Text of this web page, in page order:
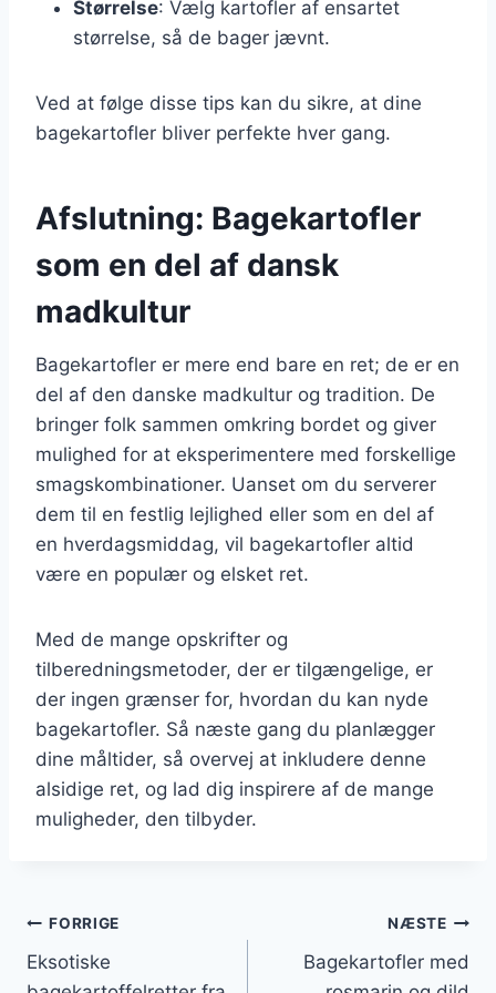
Størrelse: Vælg kartofler af ensartet
størrelse, så de bager jævnt.
Ved at følge disse tips kan du sikre, at dine
bagekartofler bliver perfekte hver gang.
Afslutning: Bagekartofler
som en del af dansk
madkultur
Bagekartofler er mere end bare en ret; de er en
del af den danske madkultur og tradition. De
bringer folk sammen omkring bordet og giver
mulighed for at eksperimentere med forskellige
smagskombinationer. Uanset om du serverer
dem til en festlig lejlighed eller som en del af
en hverdagsmiddag, vil bagekartofler altid
være en populær og elsket ret.
Med de mange opskrifter og
tilberedningsmetoder, der er tilgængelige, er
der ingen grænser for, hvordan du kan nyde
bagekartofler. Så næste gang du planlægger
dine måltider, så overvej at inkludere denne
alsidige ret, og lad dig inspirere af de mange
muligheder, den tilbyder.
Indlægsnavigation
FORRIGE
Eksotiske
NÆSTE
Bagekartofler med